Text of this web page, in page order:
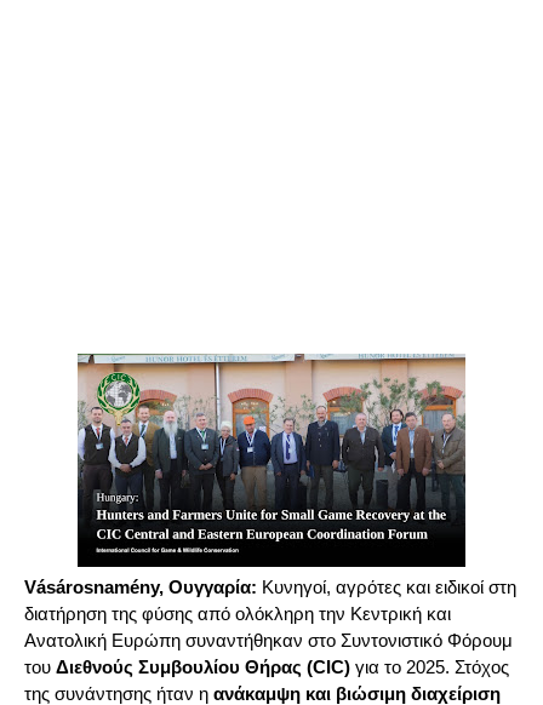
Vásárosnamény, Ουγγαρία: Κυνηγοί, αγρότες και ειδικοί στη
διατήρηση της φύσης από ολόκληρη την Κεντρική και
Ανατολική Ευρώπη συναντήθηκαν στο Συντονιστικό Φόρουμ
του Διεθνούς Συμβουλίου Θήρας (CIC) για το 2025. Στόχος
της συνάντησης ήταν η ανάκαμψη και βιώσιμη διαχείριση